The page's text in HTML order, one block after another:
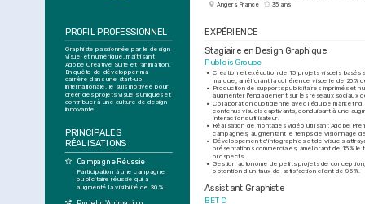
Angers, France
35 ans
EXPÉRIENCE
Stagiaire en Design Graphique
Publicis Groupe
• Création et exécution de 15 projets visuels basés
marque, améliorant la cohérence visuelle de 20%
•
Production de supports publicitaires imprimés et
augmenter l'engagement sur les réseaux sociaux
• Collaboration quotidienne avec l'équipe
contenus visuels captivants, conduisant à une
interactions utilisateur.
•
Réalisation de montages vidéo utilisant Adobe
campagnes, augmentant le temps de visionnage
• Développement d'infographies et de visuels
présentations commerciales, améliorant de 15%
prospects.
• Gestion autonome de petits projets de
obtention d'un taux de satisfaction client de 95%.
Assistant Graphiste
BETC
PROFIL PROFESSIONNEL
Graphiste passionnée par le design
visuel et numérique, maîtrisant
Adobe Creative Suite et l’animation.
En quête de développer ma
carrière dans une start-up
internationale, je suis motivée pour
créer des projets visuels uniques et
contribuer à une culture de design
innovante.
PRINCIPALES
RÉALISATIONS
Campagne Réussie
Participation à une campagne
publicitaire réussie qui a
augmenté la visibilité de 30%.